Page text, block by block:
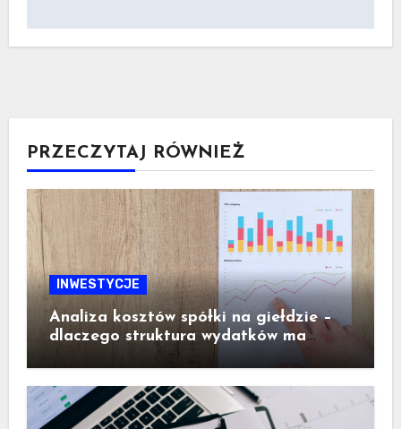
PRZECZYTAJ RÓWNIEŻ
INWESTYCJE
Analiza kosztów spółki na giełdzie –
dlaczego struktura wydatków ma